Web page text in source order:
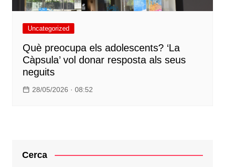
Uncategorized
Què preocupa els adolescents? ‘La
Càpsula’ vol donar resposta als seus
neguits
28/05/2026 · 08:52
Cerca